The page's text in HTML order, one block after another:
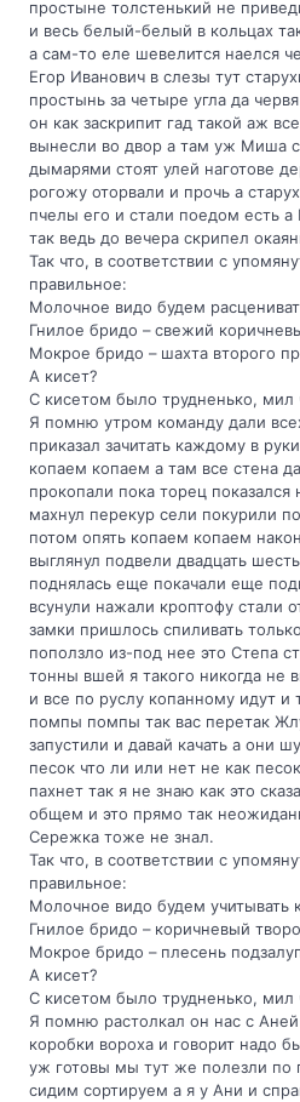
простыне толстенький не
и весь белый-белый в кольцах
а сам-то еле шевелится наелся
Егор Иванович в слезы тут
простынь за четыре угла да
он как заскрипит гад такой аж
вынесли во двор а там уж Миша
дымарями стоят улей наготове
рогожу оторвали и прочь а
пчелы его и стали поедом есть
так ведь до вечера скрипел
Так что, в соответствии с
правильное:
Молочное видо будем
Гнилое бридо – свежий
Мокрое бридо – шахта второго
А кисет?
С кисетом было трудненько, мил
Я помню утром команду дали
приказал зачитать каждому в
копаем копаем а там все стена
прокопали пока торец показался
махнул перекур сели покурили
потом опять копаем копаем
выглянул подвели двадцать
поднялась еще покачали еще
всунули нажали кроптофу стали
замки пришлось спиливать
поползло из-под нее это Степа
тонны вшей я такого никогда не
и все по руслу копанному идут и
помпы помпы так вас перетак
запустили и давай качать а они
песок что ли или нет не как
пахнет так я не знаю как это
общем и это прямо так
Сережка тоже не знал.
Так что, в соответствии с
правильное:
Молочное видо будем учитывать
Гнилое бридо – коричневый
Мокрое бридо – плесень
А кисет?
С кисетом было трудненько, мил
Я помню растолкал он нас с Аней
коробки вороха и говорит надо
уж готовы мы тут же полезли по
сидим сортируем а я у Ани и